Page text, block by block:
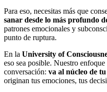
Para eso, necesitas más que
sanar desde lo más profundo
patrones emocionales y
punto de ruptura.
En la University of
eso sea posible. Nuestro
conversación: va al núcleo de
originan tus emociones, tus